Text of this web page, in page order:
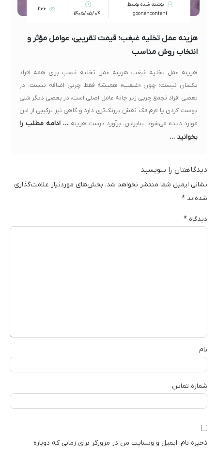
نوشته شده توسط
goonehcontent
1405/05/04
266
هزینه عمل تخلیه غبغب؛ قیمت تقریبی، عوامل مؤثر و
انتخاب روش مناسب
هزینه عمل تخلیه غبغب هزینه عمل تخلیه غبغب برای همه افراد
یکسان نیست؛ چون «غبغب» همیشه فقط چربی اضافه نیست. در
بعضی افراد تجمع چربی زیر چانه عامل اصلی است، در بعضی دیگر شلی
پوست گردن یا فرم فک نقش پررنگ‌تری دارد و گاهی نیز ترکیبی از این
موارد دیده می‌شود. بنابراین، برآورد درست هزینه … ادامه مطلب را
بخوانید …
دیدگاهتان را بنویسید
نشانی ایمیل شما منتشر نخواهد شد. بخش‌های موردنیاز علامت‌گذاری
شده‌اند *
دیدگاه *
نام
شماره تماس
ذخیره نام، ایمیل و وبسایت من در مرورگر برای زمانی که دوباره